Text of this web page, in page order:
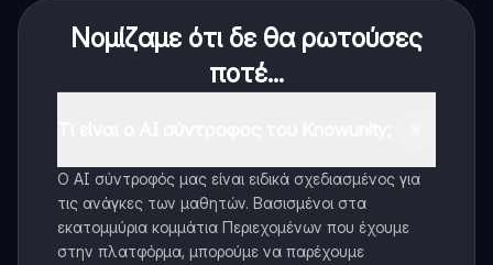
Νομίζαμε ότι δε θα ρωτούσες
ποτέ...
Ο AI σύντροφός μας είναι ειδικά σχεδιασμένος για
τις ανάγκες των μαθητών. Βασισμένοι στα
εκατομμύρια κομμάτια Περιεχομένων που έχουμε
στην πλατφόρμα, μπορούμε να παρέχουμε